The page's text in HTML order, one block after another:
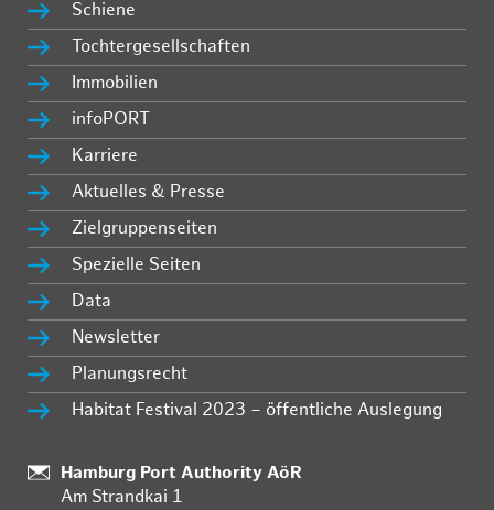
Schiene
Tochtergesellschaften
Immobilien
infoPORT
Karriere
Aktuelles & Presse
Zielgruppenseiten
Spezielle Seiten
Data
Newsletter
Planungsrecht
Habitat Festival 2023 – öffentliche Auslegung
Standort:
Hamburg Port Authority AöR
Am Strandkai 1